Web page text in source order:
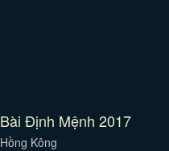
Định Mệnh 2017
Kông